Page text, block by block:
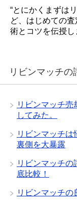
“とにかくまずは
ど、はじめての
術とコツを伝授し
リビンマッチの
リビンマッチ
してみた。
リビンマッチは
裏側を大暴露
リビンマッチ
底比較！
リビンマッチの